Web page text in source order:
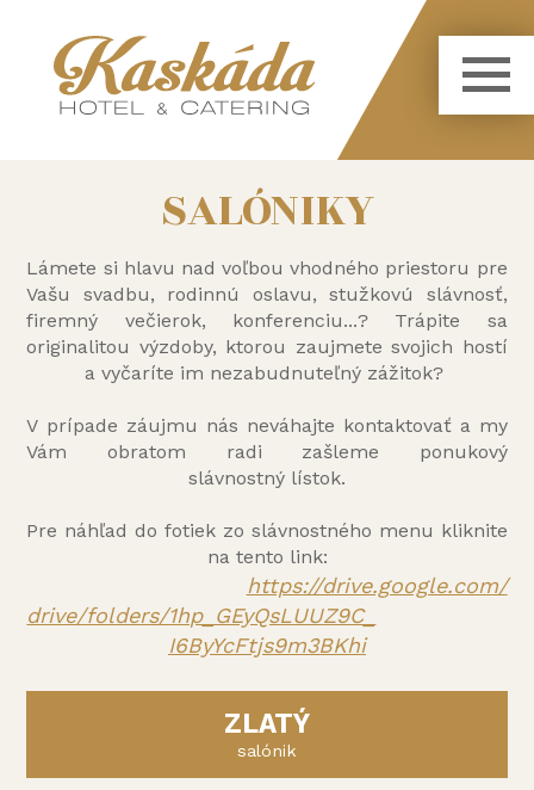
SALÓNIKY
Lámete si hlavu nad voľbou vhodného priestoru pre
Vašu svadbu, rodinnú oslavu, stužkovú slávnosť,
firemný večierok, konferenciu...? Trápite sa
originalitou výzdoby, ktorou zaujmete svojich hostí
a vyčaríte im nezabudnuteľný zážitok?
V prípade záujmu nás neváhajte kontaktovať a my
Vám obratom radi zašleme ponukový
slávnostný lístok.
Pre náhľad do fotiek zo slávnostného menu kliknite
na tento link:
https://drive.google.com/
drive/folders/1hp_GEyQsLUUZ9C_
I6ByYcFtjs9m3BKhi
ZLATÝ
salónik